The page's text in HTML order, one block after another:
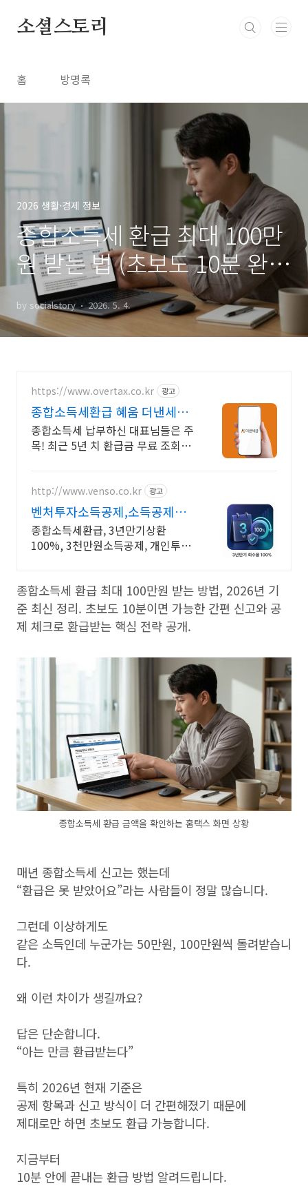
소셜스토리
홈 방명록
2026 생활·경제 정보
종합소득세 환급 최대 100만
원 받는 법 (초보도 10분 완
성)
by socialstory 2026. 5. 4.
https://www.overtax.co.kr 광고
종합소득세환급 혜움 더낸세금
202만 사업자의 선택
종합소득세 납부하신 대표님들은 주
목! 최근 5년 치 환급금 무료 조회하
하세요
http://www.venso.co.kr 광고
벤처투자소득공제,소득공제채
권
종합소득세환급, 3년만기상환
100%, 3천만원소득공제, 개인투자
종합소득세 환급 최대 100만원 받는 방법, 2026년 기
준 최신 정리. 초보도 10분이면 가능한 간편 신고와 공
제 체크로 환급받는 핵심 전략 공개.
종합소득세 환급 금액을 확인하는 홈택스 화면 상황
매년 종합소득세 신고는 했는데
“환급은 못 받았어요”라는 사람들이 정말 많습니다.
그런데 이상하게도
같은 소득인데 누군가는 50만원, 100만원씩 돌려받습니
다.
왜 이런 차이가 생길까요?
답은 단순합니다.
“아는 만큼 환급받는다”
특히 2026년 현재 기준은
공제 항목과 신고 방식이 더 간편해졌기 때문에
제대로만 하면 초보도 환급 가능합니다.
지금부터
10분 안에 끝내는 환급 방법 알려드립니다.